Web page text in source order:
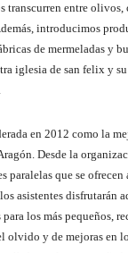
transcurren entre olivos,
introducimos
de mermeladas y
iglesia de san felix y
en 2012 como la
Desde la
paralelas que se
asistentes disfrutarán
los más pequeños,
olvido y de mejoras en